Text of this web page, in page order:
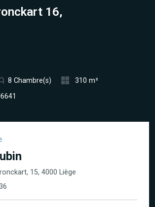
16,
8 Chambre(s)
310 m²
15, 4000 Liège